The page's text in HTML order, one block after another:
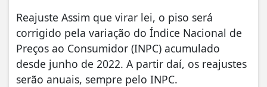
Reajuste Assim que virar lei, o piso será
corrigido pela variação do Índice Nacional de
Preços ao Consumidor (INPC) acumulado
desde junho de 2022. A partir daí, os reajustes
serão anuais, sempre pelo INPC.